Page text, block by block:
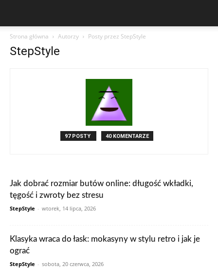
Strona główna Autorzy Posty przez StepStyle
StepStyle
97 POSTY 40 KOMENTARZE
Jak dobrać rozmiar butów online: długość wkładki,
tęgość i zwroty bez stresu
StepStyle - wtorek, 14 lipca, 2026
Klasyka wraca do łask: mokasyny w stylu retro i jak je
ograć
StepStyle - sobota, 20 czerwca, 2026